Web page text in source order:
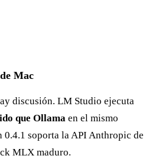
Mac
discusión. LM Studio ejecuta
que Ollama en el mismo
0.4.1 soporta la API Anthropic de
MLX maduro.